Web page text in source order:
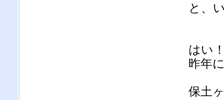
と、
はい
昨年
保土